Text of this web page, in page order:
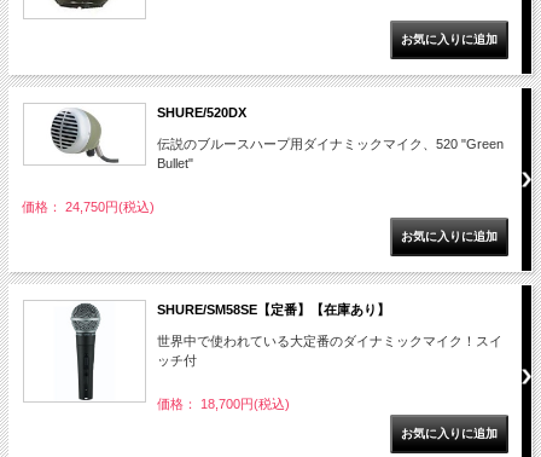
SHURE/520DX
伝説のブルースハープ用ダイナミックマイク、520 "Green
Bullet"
価格： 24,750円(税込)
SHURE/SM58SE【定番】【在庫あり】
世界中で使われている大定番のダイナミックマイク！スイ
ッチ付
価格： 18,700円(税込)